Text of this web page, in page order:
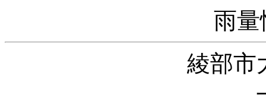
雨量
綾部市